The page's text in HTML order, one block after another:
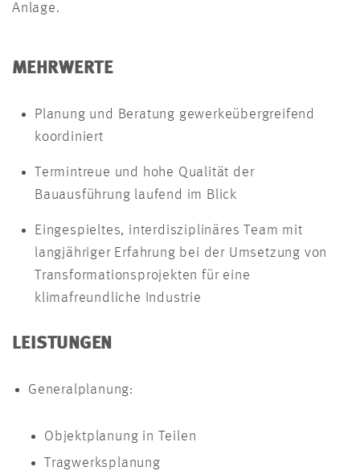
Anlage.
MEHRWERTE
Planung und Beratung gewerkeübergreifend
koordiniert
Termintreue und hohe Qualität der
Bauausführung laufend im Blick
Eingespieltes, interdisziplinäres Team mit
langjähriger Erfahrung bei der Umsetzung von
Transformationsprojekten für eine
klimafreundliche Industrie
LEISTUNGEN
Generalplanung:
Objektplanung in Teilen
Tragwerksplanung